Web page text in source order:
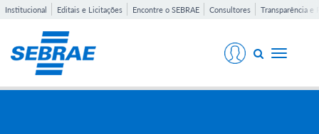
Institucional Editais e Licitações Encontre o SEBRAE Consultores Transparência e
Toggle